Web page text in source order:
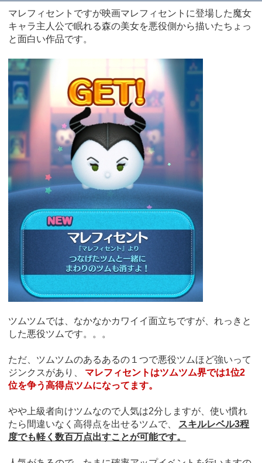
マレフィセントですが映画マレフィセントに登場した魔女
キャラ主人公で眠れる森の美女を悪役側から描いたちょっ
と面白い作品です。
ツムツムでは、なかなかカワイイ面立ちですが、れっきと
した悪役ツムです。。。
ただ、ツムツムのあるあるの１つで悪役ツムほど強いって
ジンクスがあり、
マレフィセントはツムツム界では1位2
位を争う高得点ツムになってます。
やや上級者向けツムなので人気は2分しますが、使い慣れ
たら間違いなく高得点を出せるツムで、
スキルレベル3程
度でも軽く数百万点出すことが可能です。